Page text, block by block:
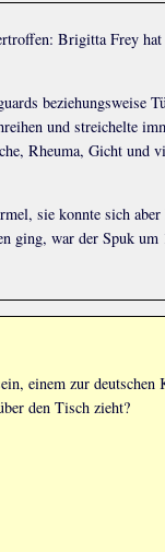
Brigitta Frey
beziehungsweise
und streichelte
Rheuma, Gicht und
sie konnte sich
ging, war der Spuk
einem zur deutschen
den Tisch zieht?